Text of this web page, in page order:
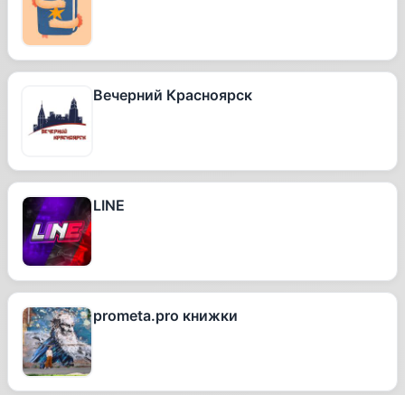
Вечерний Красноярск
LINE
prometa.pro книжки